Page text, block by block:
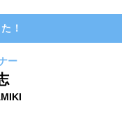
！
ー